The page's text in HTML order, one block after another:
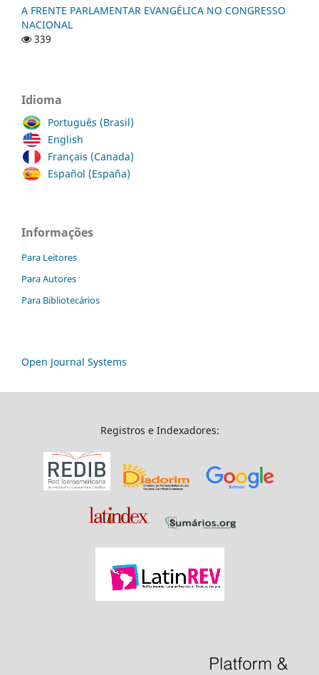
A FRENTE PARLAMENTAR EVANGÉLICA NO CONGRESSO
NACIONAL
339
Idioma
Português (Brasil)
English
Français (Canada)
Español (España)
Informações
Para Leitores
Para Autores
Para Bibliotecários
Open Journal Systems
Registros e Indexadores: